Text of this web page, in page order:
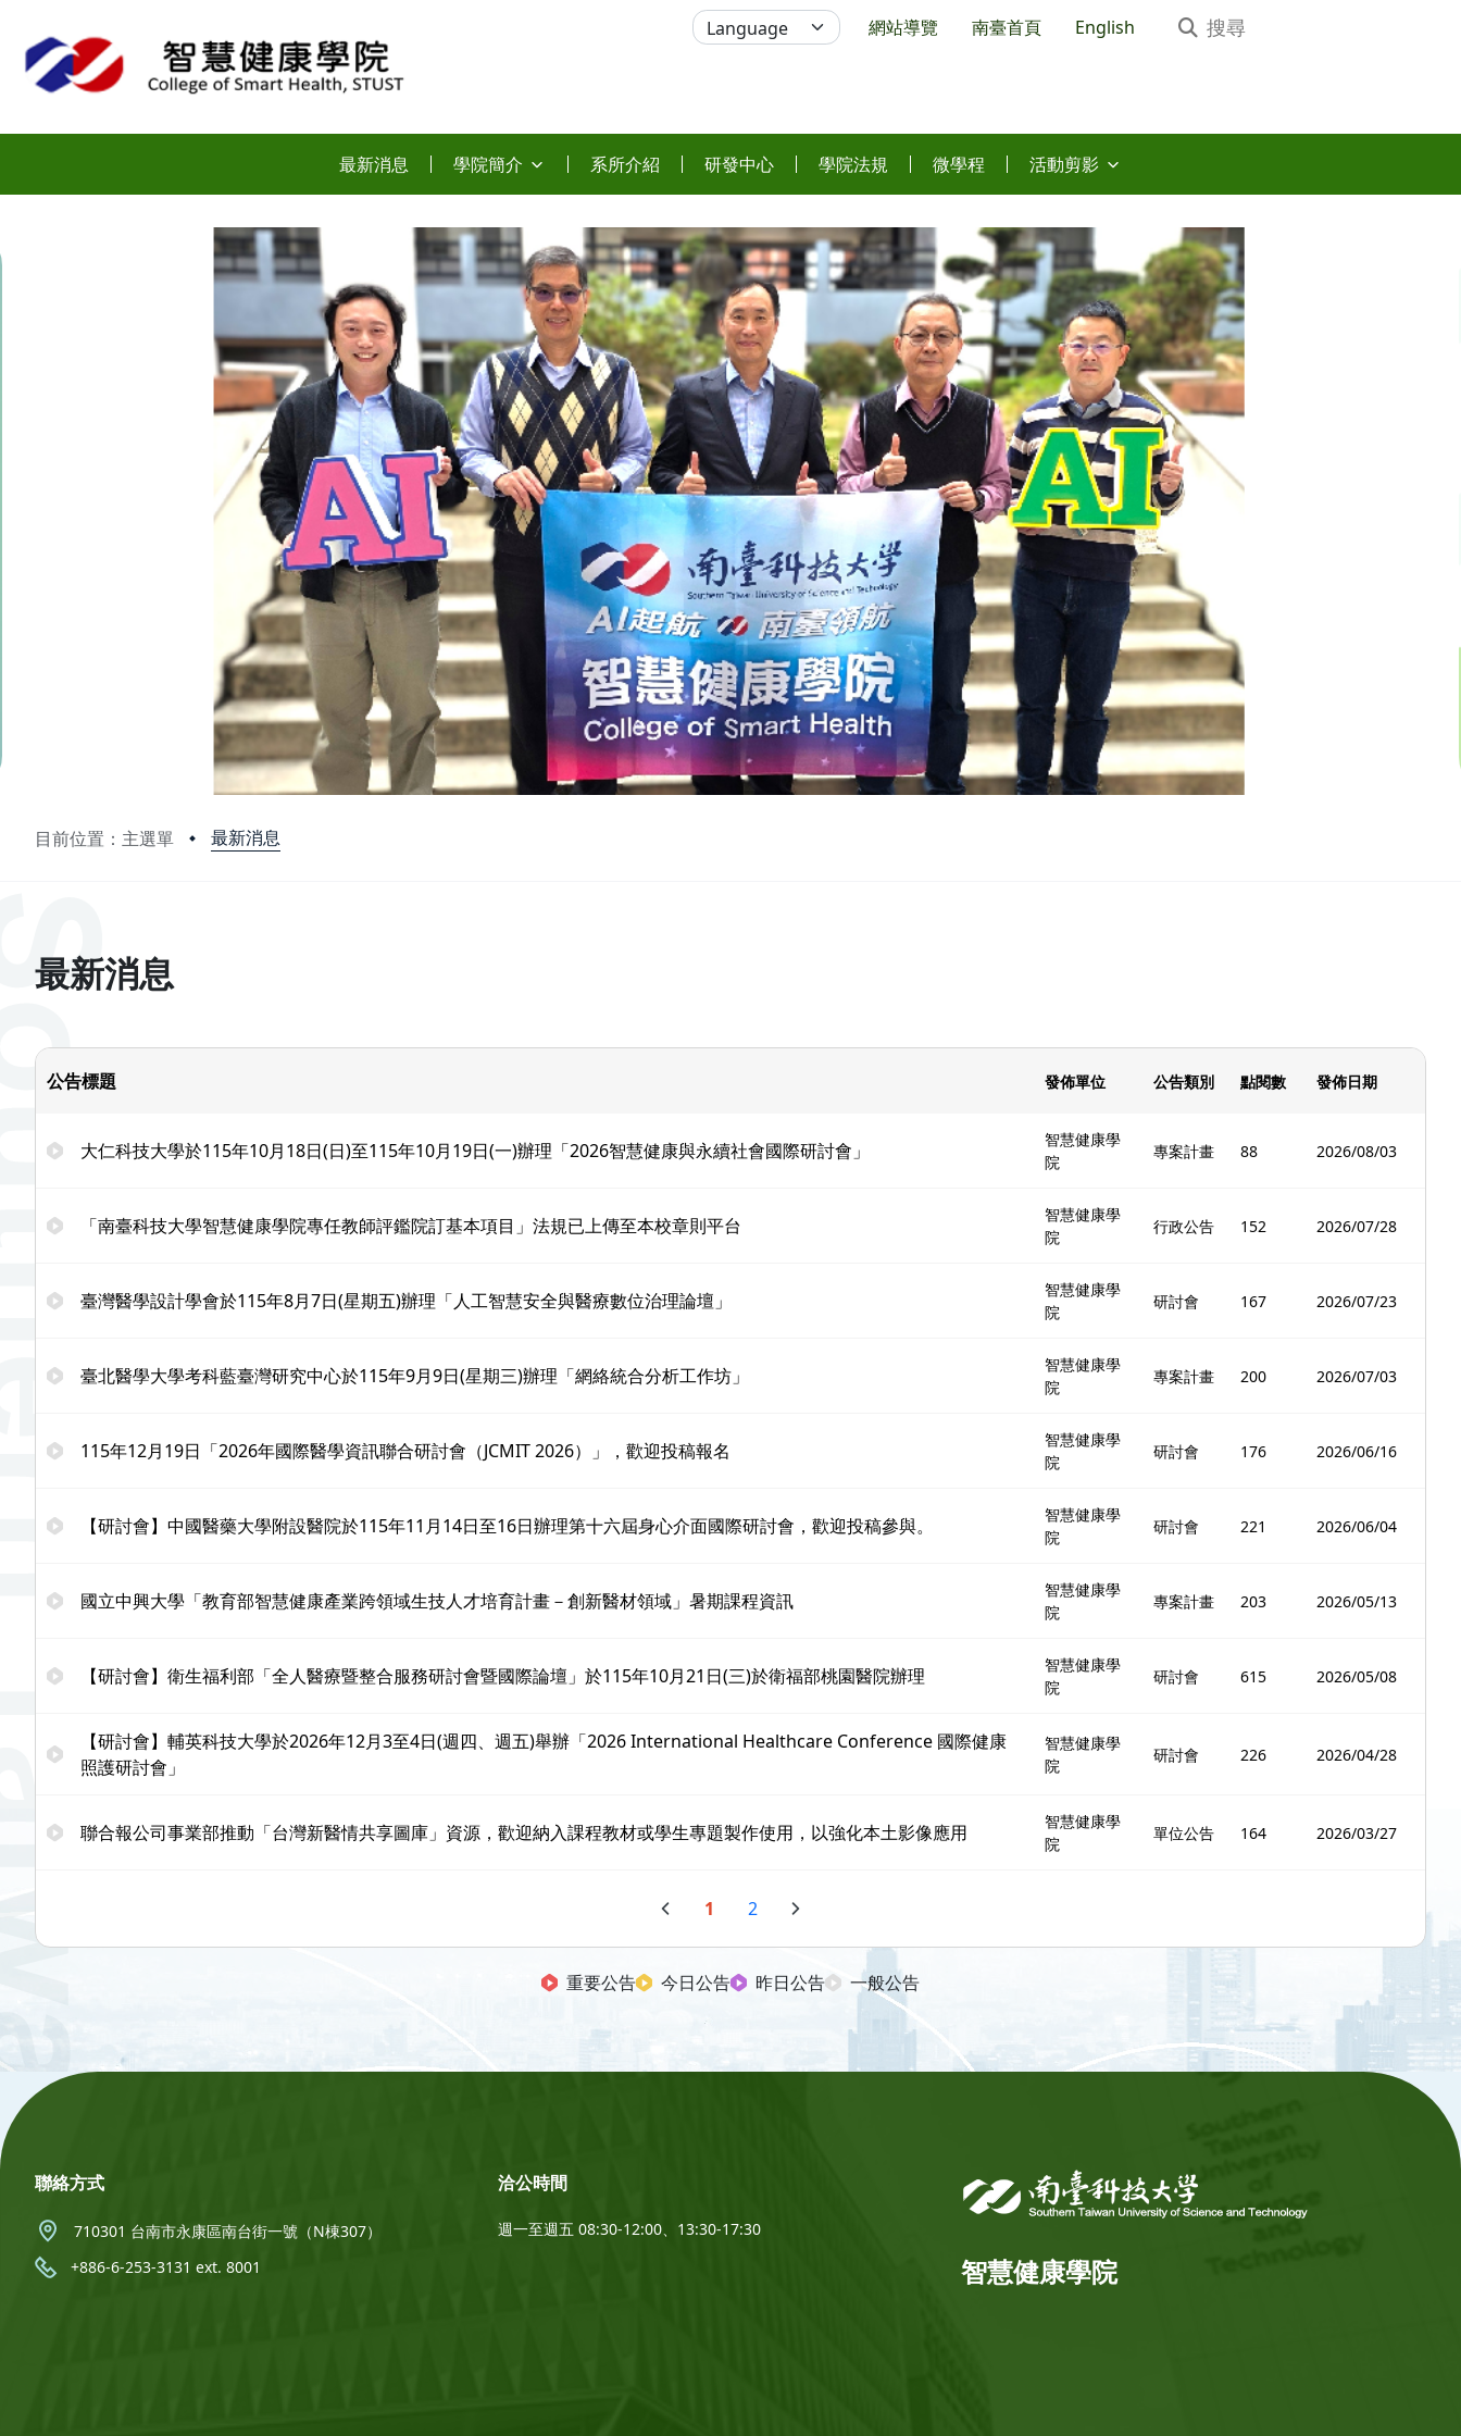
網站導覽 南臺首頁 English
最新消息 學院簡介 系所介紹 研發中心 學院法規 微學程 活動剪影
目前位置：主選單 最新消息
最新消息
公告標題 發佈單位 公告類別 點閱數 發佈日期
大仁科技大學於115年10月18日(日)至115年10月19日(一)辦理「2026智慧健康與永續社會國際研討會」
智慧健康學
院
專案計畫 88 2026/08/03
「南臺科技大學智慧健康學院專任教師評鑑院訂基本項目」法規已上傳至本校章則平台
智慧健康學
院
行政公告 152 2026/07/28
臺灣醫學設計學會於115年8月7日(星期五)辦理「人工智慧安全與醫療數位治理論壇」
智慧健康學
院
研討會 167 2026/07/23
臺北醫學大學考科藍臺灣研究中心於115年9月9日(星期三)辦理「網絡統合分析工作坊」
智慧健康學
院
專案計畫 200 2026/07/03
115年12月19日「2026年國際醫學資訊聯合研討會（JCMIT 2026）」，歡迎投稿報名
智慧健康學
院
研討會 176 2026/06/16
【研討會】中國醫藥大學附設醫院於115年11月14日至16日辦理第十六屆身心介面國際研討會，歡迎投稿參與。
智慧健康學
院
研討會 221 2026/06/04
國立中興大學「教育部智慧健康產業跨領域生技人才培育計畫－創新醫材領域」暑期課程資訊
智慧健康學
院
專案計畫 203 2026/05/13
【研討會】衛生福利部「全人醫療暨整合服務研討會暨國際論壇」於115年10月21日(三)於衛福部桃園醫院辦理
智慧健康學
院
研討會 615 2026/05/08
【研討會】輔英科技大學於2026年12月3至4日(週四、週五)舉辦「2026 International Healthcare Conference 國際健康
照護研討會」
智慧健康學
院
研討會 226 2026/04/28
聯合報公司事業部推動「台灣新醫情共享圖庫」資源，歡迎納入課程教材或學生專題製作使用，以強化本土影像應用
智慧健康學
院
單位公告 164 2026/03/27
1 2
重要公告 今日公告 昨日公告 一般公告
:::
智慧健康學院
聯絡方式
710301 台南市永康區南台街一號（N棟307）
+886-6-253-3131 ext. 8001
洽公時間
週一至週五 08:30-12:00、13:30-17:30